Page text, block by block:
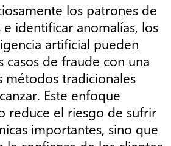
los patrones de
e identificar anomalías, los
artificial pueden
casos de fraude con una
métodos tradicionales
Este enfoque
reduce el riesgo de sufrir
importantes, sino que